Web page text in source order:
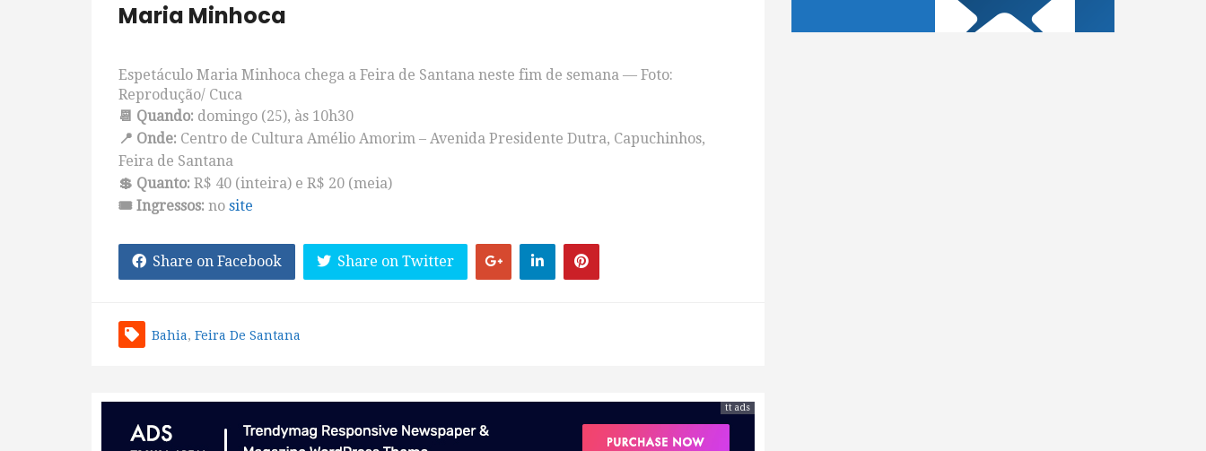
Maria Minhoca
Espetáculo Maria Minhoca chega a Feira de Santana neste fim de semana — Foto:
Reprodução/ Cuca
📆 Quando: domingo (25), às 10h30
📍 Onde: Centro de Cultura Amélio Amorim – Avenida Presidente Dutra, Capuchinhos,
Feira de Santana
💲 Quanto: R$ 40 (inteira) e R$ 20 (meia)
🎟️ Ingressos: no site
Share on Facebook Share on Twitter
Bahia, Feira De Santana
tt ads